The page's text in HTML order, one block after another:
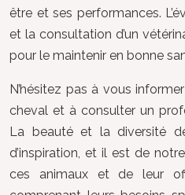
être et ses performances.
et la consultation d’un
pour le maintenir en bonne
N’hésitez pas à vous
cheval et à consulter un
La beauté et la diversité
d’inspiration, et il est de
ces animaux et de leur